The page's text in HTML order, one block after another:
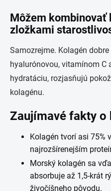
Môžem kombinovať
zložkami
Samozrejme. Kolagén
hyalurónovou, vitamínom C
hydratáciu, rozjasňujú
kolagénu.
Zaujímavé fakty o
Kolagén tvorí asi 75%
najrozšírenejším
Morský kolagén sa
absorbuje až 1,5-krát
živočíšneho pôvodu.